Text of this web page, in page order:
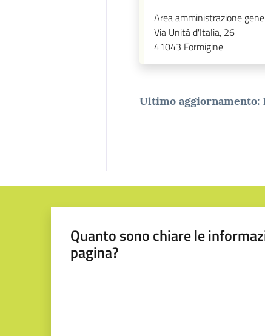
Area amministrazione
Via Unità d'Italia, 26
41043 Formigine
Ultimo aggiornamento:
Quanto sono chiare le
pagina?